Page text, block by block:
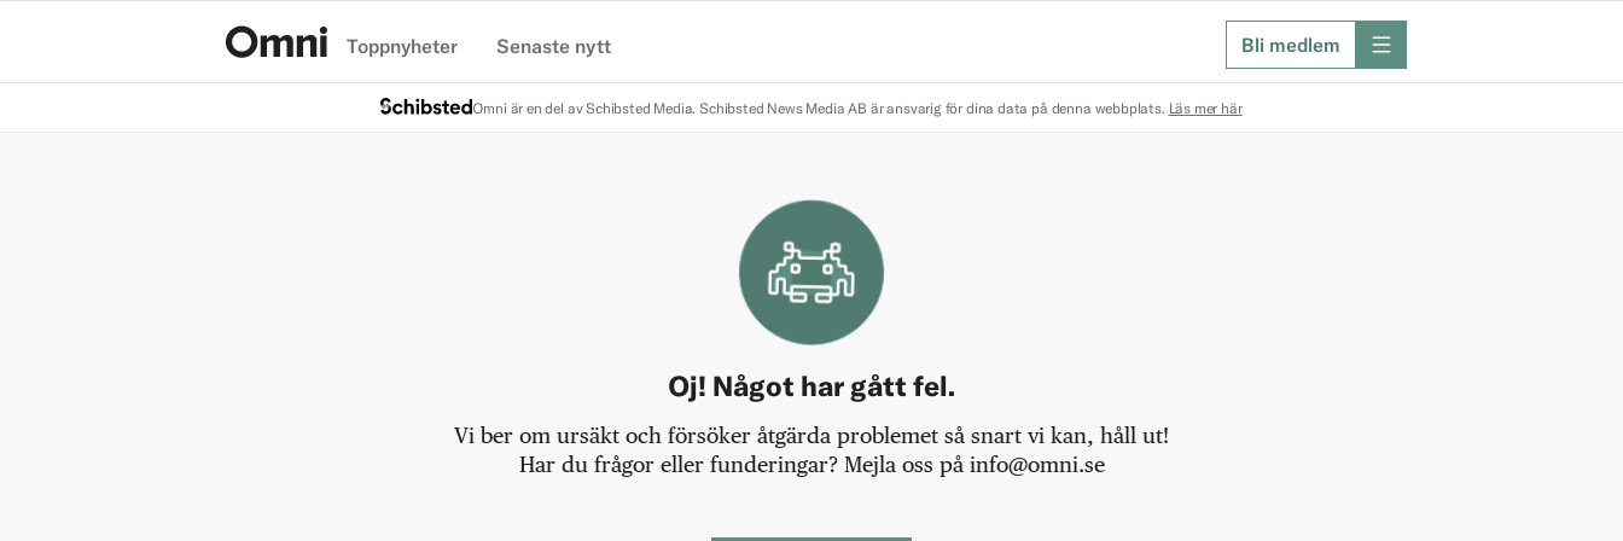
Toppnyheter Senaste nytt Bli medlem meny
Omni är en del av Schibsted Media. Schibsted News Media AB är ansvarig för dina data på denna webbplats. Läs mer här
Oj! Något har gått fel.
Vi ber om ursäkt och försöker åtgärda problemet så snart vi kan, håll ut!
Har du frågor eller funderingar? Mejla oss på info@omni.se